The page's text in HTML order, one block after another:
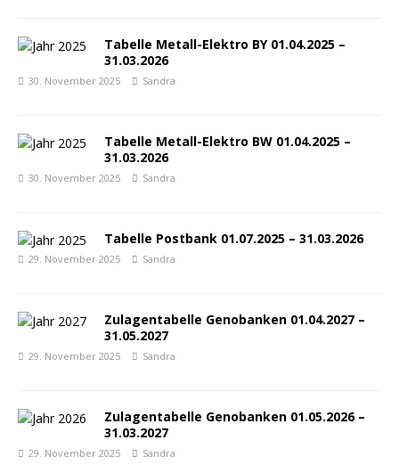
Tabelle Metall-Elektro BY 01.04.2025 –
31.03.2026
30. November 2025 Sandra
Tabelle Metall-Elektro BW 01.04.2025 –
31.03.2026
30. November 2025 Sandra
Tabelle Postbank 01.07.2025 – 31.03.2026
29. November 2025 Sandra
Zulagentabelle Genobanken 01.04.2027 –
31.05.2027
29. November 2025 Sandra
Zulagentabelle Genobanken 01.05.2026 –
31.03.2027
29. November 2025 Sandra